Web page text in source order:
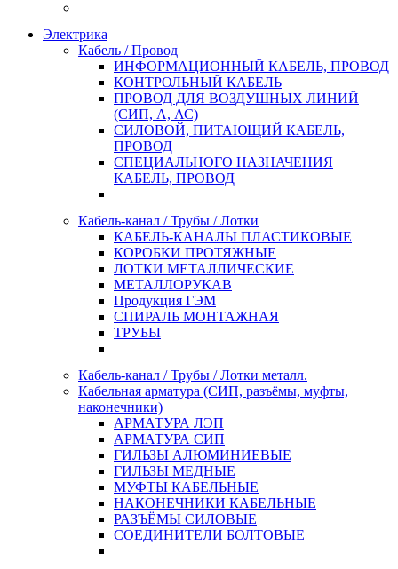
Электрика
Кабель / Провод
ИНФОРМАЦИОННЫЙ КАБЕЛЬ, ПРОВОД
КОНТРОЛЬНЫЙ КАБЕЛЬ
ПРОВОД ДЛЯ ВОЗДУШНЫХ ЛИНИЙ
(СИП, А, АС)
СИЛОВОЙ, ПИТАЮЩИЙ КАБЕЛЬ,
ПРОВОД
СПЕЦИАЛЬНОГО НАЗНАЧЕНИЯ
КАБЕЛЬ, ПРОВОД
Кабель-канал / Трубы / Лотки
КАБЕЛЬ-КАНАЛЫ ПЛАСТИКОВЫЕ
КОРОБКИ ПРОТЯЖНЫЕ
ЛОТКИ МЕТАЛЛИЧЕСКИЕ
МЕТАЛЛОРУКАВ
Продукция ГЭМ
СПИРАЛЬ МОНТАЖНАЯ
ТРУБЫ
Кабель-канал / Трубы / Лотки металл.
Кабельная арматура (СИП, разъёмы, муфты,
наконечники)
АРМАТУРА ЛЭП
АРМАТУРА СИП
ГИЛЬЗЫ АЛЮМИНИЕВЫЕ
ГИЛЬЗЫ МЕДНЫЕ
МУФТЫ КАБЕЛЬНЫЕ
НАКОНЕЧНИКИ КАБЕЛЬНЫЕ
РАЗЪЁМЫ СИЛОВЫЕ
СОЕДИНИТЕЛИ БОЛТОВЫЕ